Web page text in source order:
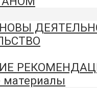
материалы